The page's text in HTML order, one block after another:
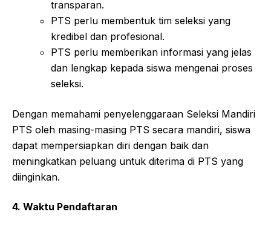
transparan.
PTS perlu membentuk tim seleksi yang
kredibel dan profesional.
PTS perlu memberikan informasi yang jelas
dan lengkap kepada siswa mengenai proses
seleksi.
Dengan memahami penyelenggaraan Seleksi Mandiri
PTS oleh masing-masing PTS secara mandiri, siswa
dapat mempersiapkan diri dengan baik dan
meningkatkan peluang untuk diterima di PTS yang
diinginkan.
4. Waktu Pendaftaran